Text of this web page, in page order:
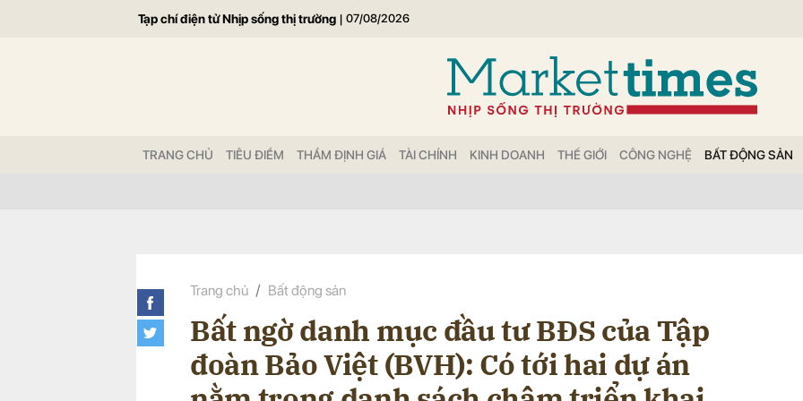
Tạp chí điện tử Nhịp sống thị trường | 07/08/2026
TRANG CHỦ TIÊU ĐIỂM THẨM ĐỊNH GIÁ TÀI CHÍNH KINH DOANH THẾ GIỚI CÔNG NGHỆ BẤT ĐỘNG SẢN
Trang chủ Bất động sản
Bất ngờ danh mục đầu tư BĐS của Tập
đoàn Bảo Việt (BVH): Có tới hai dự án
Gửi bình luận